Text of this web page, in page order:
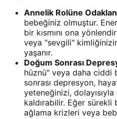
Annelik Rolüne
bebeğiniz olmuştur.
bir kısmını ona
veya "sevgili"
yaşanır.
Doğum Sonrası
hüznü" veya daha ciddi
sonrası depresyon,
yeteneğinizi,
kaldırabilir. Eğer
ağlama krizleri veya